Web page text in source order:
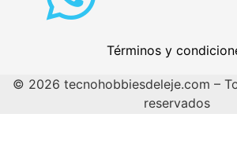
Términos y
© 2026 tecnohobbiesdeleje.com –
reservados